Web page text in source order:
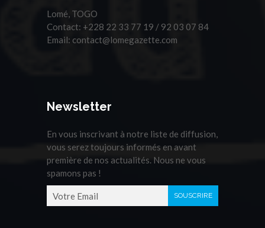
Lomé, TOGO
Contact: +228 22 33 77 19 / 92 03 07 84
Email: contact@lomegazette.com
Newsletter
En vous inscrivant à notre liste de diffusion,
vous serez toujours informés en avant
première de nos actualités. Nous ne vous
spamons pas !